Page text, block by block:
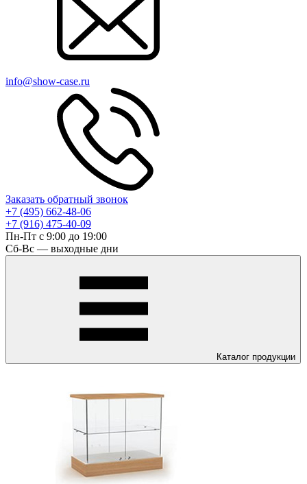
info@show-case.ru
Заказать обратный звонок
+7 (495) 662-48-06
+7 (916) 475-40-09
Пн-Пт с 9:00 до 19:00
Сб-Вс — выходные дни
Каталог продукции